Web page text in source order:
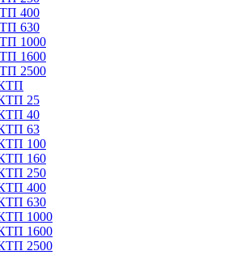
400
630
1000
1600
2500
25
40
63
100
160
250
400
630
1000
1600
2500